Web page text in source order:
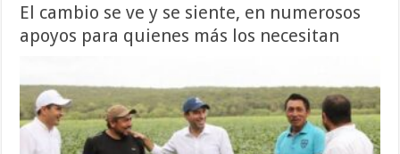
El cambio se ve y se siente, en numerosos
apoyos para quienes más los necesitan